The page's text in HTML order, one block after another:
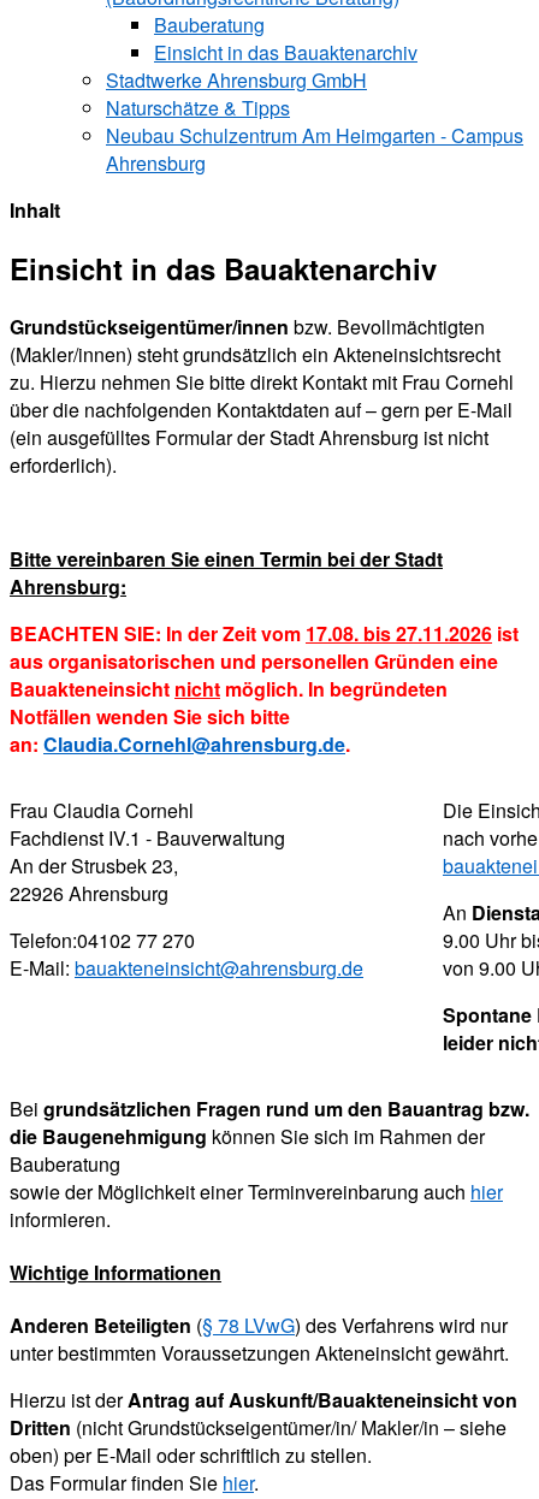
Bauberatung
Einsicht in das Bauaktenarchiv
Stadtwerke ­Ahrensburg GmbH
Naturschätze & Tipps
Neubau Schulzentrum Am Heimgarten - Campus
Ahrensburg
Inhalt
Einsicht in das Bauaktenarchiv
Grundstückseigentümer/innen bzw. Bevollmächtigten
(Makler/innen) steht grundsätzlich ein Akteneinsichtsrecht
zu. Hierzu nehmen Sie bitte direkt Kontakt mit Frau Cornehl
über die nachfolgenden Kontaktdaten auf – gern per E-Mail
(ein ausgefülltes Formular der Stadt Ahrensburg ist nicht
erforderlich).
Bitte vereinbaren Sie einen Termin bei der Stadt
Ahrensburg:
BEACHTEN SIE: In der Zeit vom 17.08. bis 27.11.2026 ist
aus organisatorischen und personellen Gründen eine
Bauakteneinsicht nicht möglich. In begründeten
Notfällen wenden Sie sich bitte
an: Claudia.Cornehl@ahrensburg.de.
Frau Claudia Cornehl
Fachdienst IV.1 - Bauverwaltung
An der Strusbek 23,
22926 Ahrensburg
Telefon:04102 77 270
E-Mail: bauakteneinsicht@ahrensburg.de
Die
nach
An
9.00 Uhr
von 9.00
Spontane
leider
Bei grundsätzlichen Fragen rund um den Bauantrag bzw.
die Baugenehmigung können Sie sich im Rahmen der
Bauberatung
sowie der Möglichkeit einer Terminvereinbarung auch hier
informieren.
Wichtige Informationen
Anderen Beteiligten (§ 78 LVwG) des Verfahrens wird nur
unter bestimmten Voraussetzungen Akteneinsicht gewährt.
Hierzu ist derAntrag auf Auskunft/Bauakteneinsichtvon
Dritten (nicht Grundstückseigentümer/in/ Makler/in – siehe
oben) per E-Mail oder schriftlich zu stellen.
Das Formular finden Sie hier.